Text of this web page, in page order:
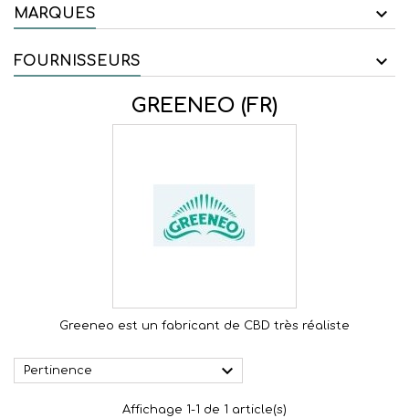
MARQUES
FOURNISSEURS
GREENEO (FR)
Greeneo est un fabricant de CBD très réaliste
Pertinence 
Affichage 1-1 de 1 article(s)